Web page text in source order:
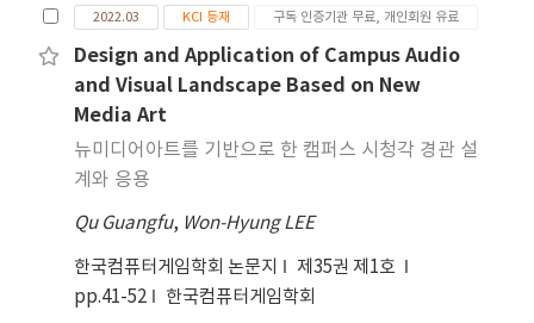
며, 점점 증가하는 대중의 참여성, 상호작용성 및 표
현의 다양성에 대한 요구를 충족시키기에는 한계가
있다. 본 연구는 공공 조형물 창작에 있어 보수적 설계
방식의 한계 를 극복하고, 참여성·상호작용성·표
현 다양성에 대한 현대적 수 요에 대응하기 위해 파라
메트릭 디자인과 디지털 제작 기술의 적용 가능성을
적 사례인 파라메트릭 디자인의 개념적 진화 및 비선
형적 특성을 이론적으로 고찰한다. 이어 공공 조형예
술 분야의 실천적 적용 사례(대표적 사례: The Orb)
를 심층 분석하여, 디지털 기 술이 형태 생성의 복잡성
2022.03 KCI 등재 구독 인증기관 무료, 개인회원 유료
Design and Application of Campus Audio
and Visual Landscape Based on New
Media Art
뉴미디어아트를 기반으로 한 캠퍼스 시청각 경관 설
계와 응용
Qu Guangfu, Won-Hyung LEE
한국컴퓨터게임학회 논문지
제35권 제1호
pp.41-52
한국컴퓨터게임학회